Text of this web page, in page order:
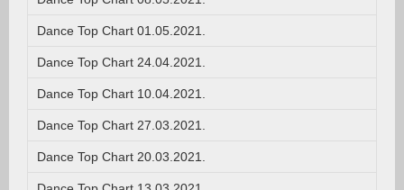
Dance Top Chart 01.05.2021.
Dance Top Chart 24.04.2021.
Dance Top Chart 10.04.2021.
Dance Top Chart 27.03.2021.
Dance Top Chart 20.03.2021.